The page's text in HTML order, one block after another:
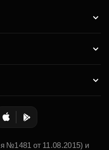
№1481 от 11.08.2015) и